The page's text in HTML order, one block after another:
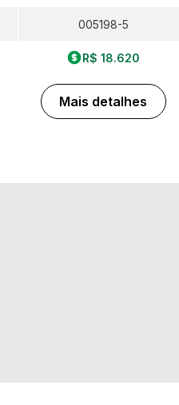
005198-5
R$ 18.620
Mais detalhes